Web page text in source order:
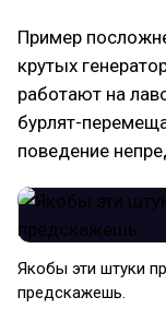
Пример
крутых
работают на
бурлят-
поведение
Якобы эти штуки
предскажешь.